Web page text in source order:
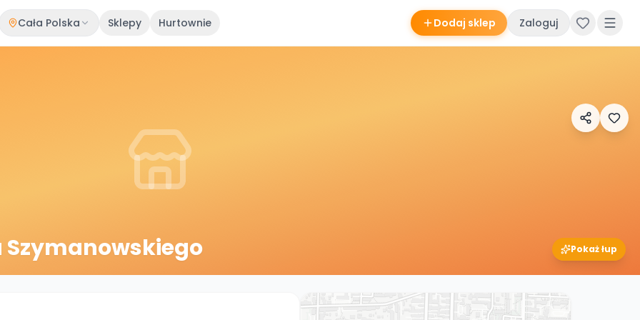
Cała Polska Sklepy Hurtownie Dodaj sklep Zaloguj
Szymanowskiego Pokaż łup